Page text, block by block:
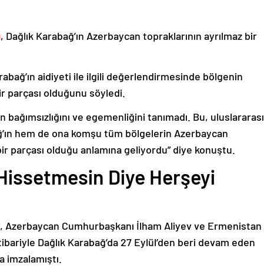
, Dağlık Karabağ’ın Azerbaycan topraklarının ayrılmaz bir
aidiyeti ile ilgili değerlendirmesinde bölgenin
parçası olduğunu söyledi.
bağımsızlığını ve egemenliğini tanımadı. Bu, uluslararası
hem de ona komşu tüm bölgelerin Azerbaycan
parçası olduğu anlamına geliyordu” diye konuştu.
Diye Herşeyi
Azerbaycan Cumhurbaşkanı İlham Aliyev ve Ermenistan
Dağlık Karabağ’da 27 Eylül’den beri devam eden
imzalamıştı.